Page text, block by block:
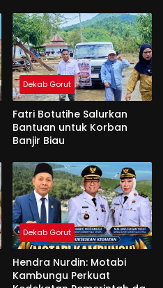
Dekab Gorut
Fatri Botutihe Salurkan
Bantuan untuk Korban
Banjir Biau
Dekab Gorut
Hendra Nurdin: Motabi
Kambungu Perkuat